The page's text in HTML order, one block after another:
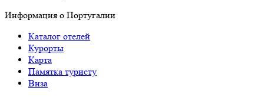
Информация о Португалии
Каталог отелей
Курорты
Карта
Памятка туристу
Виза